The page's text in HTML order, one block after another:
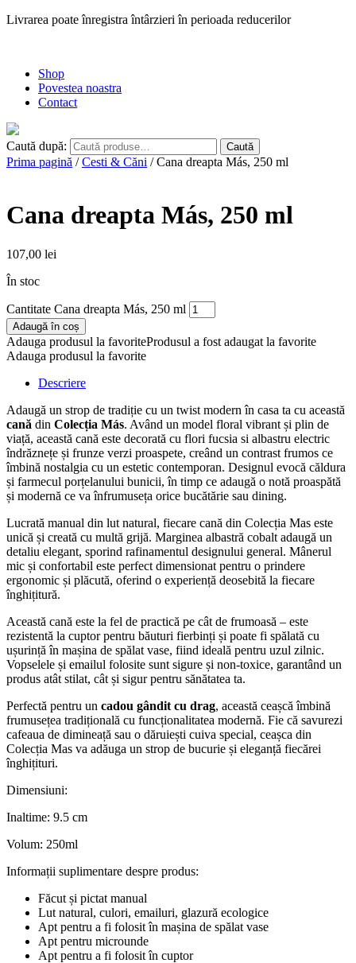
Livrarea poate înregistra întârzieri în perioada reducerilor
Shop
Povestea noastra
Contact
Caută după: Caută
Prima pagină /Cesti & Căni / Cana dreapta Más, 250 ml
Cana dreapta Más, 250 ml
107,00 lei
În stoc
Cantitate Cana dreapta Más, 250 ml
Adaugă în coș
Adauga produsul la favoriteProdusul a fost adaugat la favorite
Adauga produsul la favorite
Descriere
Adaugă un strop de tradiție cu un twist modern în casa ta cu această
cană din Colecția Más. Având un model floral vibrant și plin de
viață, această cană este decorată cu flori fucsia si albastru electric
îndrăznețe și frunze verzi proaspete, creând un contrast frumos ce
îmbină nostalgia cu un estetic contemporan. Designul evocă căldura
și farmecul porțelanului bunicii, în timp ce adaugă o notă proaspătă
și modernă ce va înfrumuseța orice bucătărie sau dining.
Lucrată manual din lut natural, fiecare cană din Colecția Mas este
unică și creată cu multă grijă. Marginea albastră cobalt adaugă un
detaliu elegant, sporind rafinamentul designului general. Mânerul
mic și confortabil este perfect dimensionat pentru o prindere
ergonomic și plăcută, oferind o experiență deosebită la fiecare
înghițitură.
Această cană este la fel de practică pe cât de frumoasă – este
rezistentă la cuptor pentru băuturi fierbinți și poate fi spălată cu
ușurință în mașina de spălat vase, fiind ideală pentru uzul zilnic.
Vopselele și emailul folosite sunt sigure și non-toxice, garantând un
produs atât stilat, cât și sigur pentru sănătatea ta.
Perfectă pentru un cadou gândit cu drag, această ceașcă îmbină
frumusețea tradițională cu funcționalitatea modernă. Fie că savurezi
cafeaua de dimineață sau o dăruiești cuiva special, ceașca din
Colecția Mas va adăuga un strop de bucurie și eleganță fiecărei
înghițituri.
Dimensiuni:
Inaltime: 9.5 cm
Volum: 250ml
Informații suplimentare despre produs:
Făcut și pictat manual
Lut natural, culori, emailuri, glazură ecologice
Apt pentru a fi folosit în mașina de spălat vase
Apt pentru microunde
Apt pentru a fi folosit în cuptor